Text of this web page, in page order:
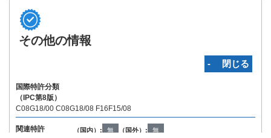
その他の情報
‐ 閉じる
国際特許分類
（IPC第8版）
C08G18/00 C08G18/08 F16F15/08
関連特許 （国内）: 無 （国外）: 無